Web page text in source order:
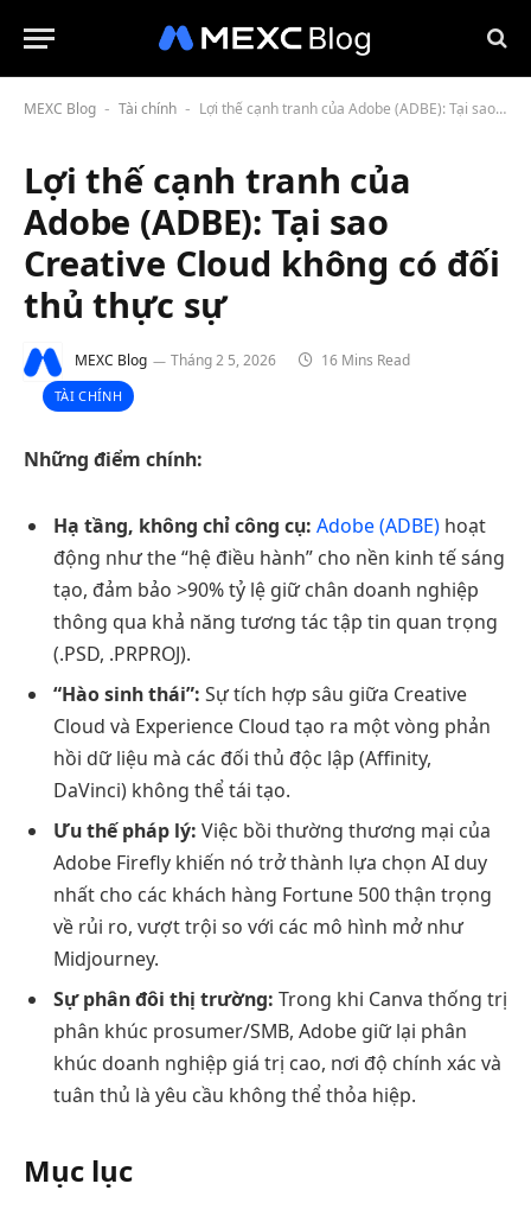
MEXC Blog - Tài chính - Lợi thế cạnh tranh của Adobe (ADBE): Tại sao Creative Cloud không có đối thủ thực sự
Lợi thế cạnh tranh của
Adobe (ADBE): Tại sao
Creative Cloud không có đối
thủ thực sự
MEXC Blog Tháng 2 5, 2026 16 Mins Read
TÀI CHÍNH
Những điểm chính:
Hạ tầng, không chỉ công cụ: Adobe (ADBE) hoạt
động như the “hệ điều hành” cho nền kinh tế sáng
tạo, đảm bảo >90% tỷ lệ giữ chân doanh nghiệp
thông qua khả năng tương tác tập tin quan trọng
(.PSD, .PRPROJ).
“Hào sinh thái”: Sự tích hợp sâu giữa Creative
Cloud và Experience Cloud tạo ra một vòng phản
hồi dữ liệu mà các đối thủ độc lập (Affinity,
DaVinci) không thể tái tạo.
Ưu thế pháp lý: Việc bồi thường thương mại của
Adobe Firefly khiến nó trở thành lựa chọn AI duy
nhất cho các khách hàng Fortune 500 thận trọng
về rủi ro, vượt trội so với các mô hình mở như
Midjourney.
Sự phân đôi thị trường: Trong khi Canva thống trị
phân khúc prosumer/SMB, Adobe giữ lại phân
khúc doanh nghiệp giá trị cao, nơi độ chính xác và
tuân thủ là yêu cầu không thể thỏa hiệp.
Mục lục